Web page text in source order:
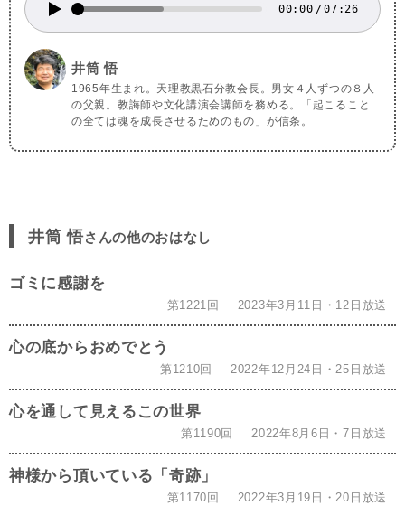
00:00 /07:26
井筒 悟
1965年生まれ。天理教黒石分教会長。男女４人ずつの８人
の父親。教誨師や文化講演会講師を務める。「起こること
の全ては魂を成長させるためのもの」が信条。
井筒 悟さんの他のおはなし
ゴミに感謝を
第1221回 2023年3月11日・12日放送
心の底からおめでとう
第1210回 2022年12月24日・25日放送
心を通して見えるこの世界
第1190回 2022年8月6日・7日放送
神様から頂いている「奇跡」
第1170回 2022年3月19日・20日放送